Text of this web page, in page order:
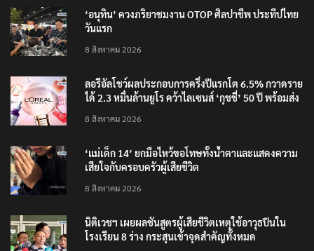
‘อนุทิน’ ควงภริยาชมงาน OTOP ศิลปาชีพ ประทีปไทย
วันแรก
8 สิงหาคม 2026
ลอรีอัลโชว์ผลประกอบการครึ่งปีแรกโต 6.5% กวาดราย
ได้ 2.3 หมื่นล้านยูโร คว้าไลเซนส์ ‘กุชชี่’ 50 ปี พร้อมส่ง
8 สิงหาคม 2026
‘แม่เด็ก 14’ ยกมือไหว้ขอโทษทั้งน้ำตาและแสดงความ
เสียใจกับครอบครัวผู้เสียชีวิต
8 สิงหาคม 2026
นิติเวชฯ เผยผลชันสูตรผู้เสียชีวิตเหตุใช้อาวุธปืนใน
โรงเรียน 8 ร่าง กระสุนเข้าจุดสำคัญทั้งหมด